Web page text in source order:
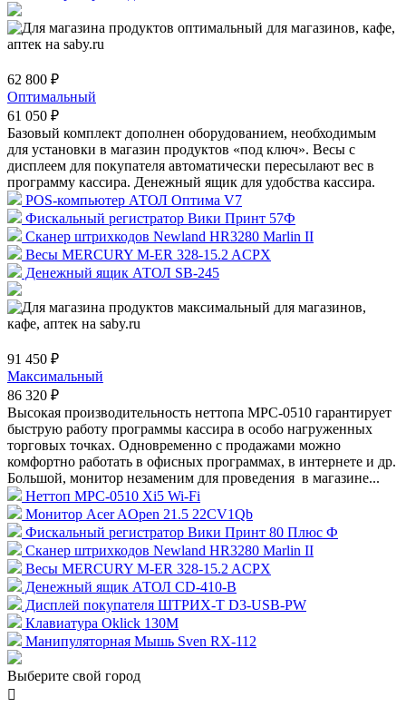
62 800 ₽
Оптимальный
61 050 ₽
Базовый комплект дополнен оборудованием, необходимым
для установки в магазин продуктов «под ключ». Весы с
дисплеем для покупателя автоматически пересылают вес в
программу кассира. Денежный ящик для удобства кассира.
POS-компьютер АТОЛ Оптима V7
Фискальный регистратор Вики Принт 57Ф
Сканер штрихкодов Newland HR3280 Marlin II
Весы MERCURY M-ER 328-15.2 ACPX
Денежный ящик АТОЛ SB-245
91 450 ₽
Максимальный
86 320 ₽
Высокая производительность неттопа MPC-0510 гарантирует
быструю работу программы кассира в особо нагруженных
торговых точках. Одновременно с продажами можно
комфортно работать в офисных программах, в интернете и др.
Большой, монитор незаменим для проведения в магазине...
Неттоп MPC-0510 Xi5 Wi-Fi
Монитор Acer AOpen 21.5 22CV1Qb
Фискальный регистратор Вики Принт 80 Плюс Ф
Сканер штрихкодов Newland HR3280 Marlin II
Весы MERCURY M-ER 328-15.2 ACPX
Денежный ящик АТОЛ CD-410-В
Дисплей покупателя ШТРИХ-T D3-USB-PW
Клавиатура Oklick 130M
Манипуляторная Мышь Sven RX-112
Выберите свой город
